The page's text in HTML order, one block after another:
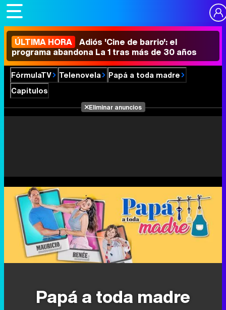
ÚLTIMA HORA Adiós 'Cine de barrio': el
programa abandona La 1 tras más de 30 años
FórmulaTV Telenovela
Papá a toda madre
Capítulos
Eliminar anuncios
Papá a toda madre